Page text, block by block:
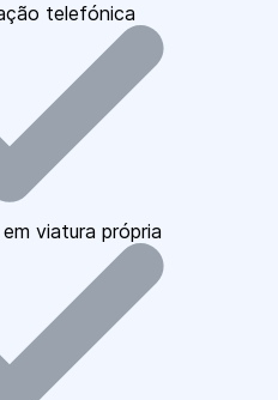
telefónica
viatura própria